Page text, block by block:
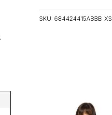
množství
SKU: 684424415ABBB_XS